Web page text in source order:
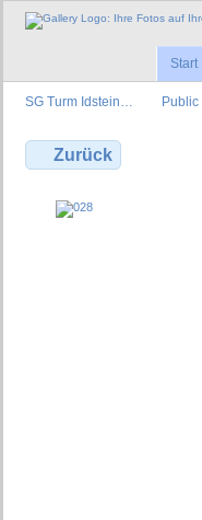
Start
SG Turm Idstein… Public
Zurück